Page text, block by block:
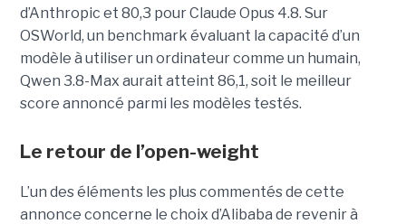
d’Anthropic et 80,3 pour Claude Opus 4.8. Sur
OSWorld, un benchmark évaluant la capacité d’un
modèle à utiliser un ordinateur comme un humain,
Qwen 3.8-Max aurait atteint 86,1, soit le meilleur
score annoncé parmi les modèles testés.
Le retour de l’open-weight
L’un des éléments les plus commentés de cette
annonce concerne le choix d’Alibaba de revenir à